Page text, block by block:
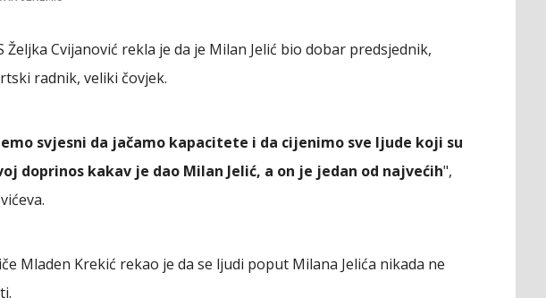
Željka Cvijanović rekla je da je Milan Jelić bio dobar predsjednik,
radnik, veliki čovjek.
svjesni da jačamo kapacitete i da cijenimo sve ljude koji su
doprinos kakav je dao Milan Jelić, a on je jedan od najvećih",
Mladen Krekić rekao je da se ljudi poput Milana Jelića nikada ne